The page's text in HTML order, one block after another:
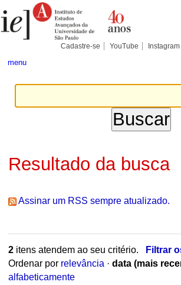
para
conteúdo.
Pessoais
Cadastre-se YouTube Instagram
menu
Resultado da busca
Assinar um RSS sempre atualizado.
2itens atendem ao seu critério.
Filtrar
Ordenar por relevância · data (mais
alfabeticamente